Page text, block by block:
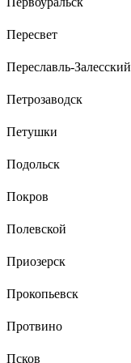
Пересвет
Переславль-Залесский
Петрозаводск
Петушки
Подольск
Покров
Полевской
Приозерск
Прокопьевск
Протвино
Псков